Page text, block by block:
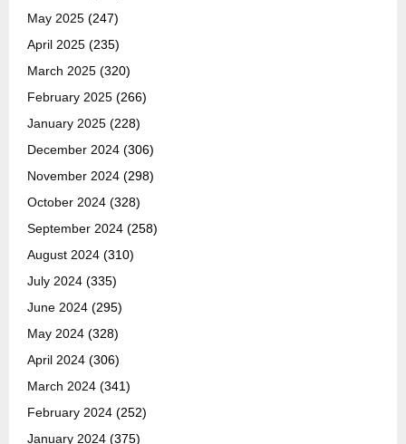
May 2025 (247)
April 2025 (235)
March 2025 (320)
February 2025 (266)
January 2025 (228)
December 2024 (306)
November 2024 (298)
October 2024 (328)
September 2024 (258)
August 2024 (310)
July 2024 (335)
June 2024 (295)
May 2024 (328)
April 2024 (306)
March 2024 (341)
February 2024 (252)
January 2024 (375)